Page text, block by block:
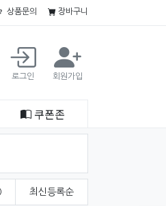
상품문의 장바구니
로그인 회원가입
쿠폰존
최신등록순